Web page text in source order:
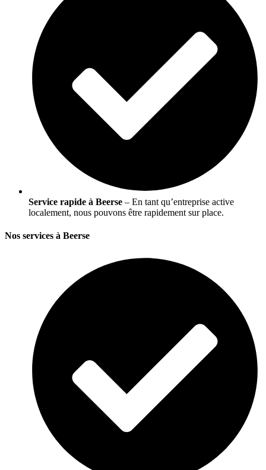
Service rapide à Beerse – En tant qu’entreprise active
localement, nous pouvons être rapidement sur place.
Nos services à Beerse